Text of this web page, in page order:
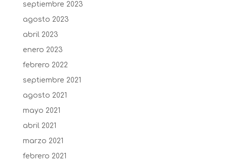
septiembre 2023
agosto 2023
abril 2023
enero 2023
febrero 2022
septiembre 2021
agosto 2021
mayo 2021
abril 2021
marzo 2021
febrero 2021